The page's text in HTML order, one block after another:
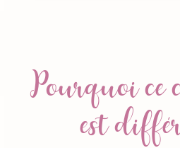
Pourquoi
est